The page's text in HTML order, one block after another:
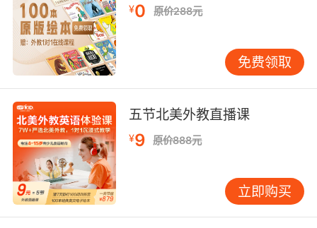
实验方法的多样性与科学性是获取准确数据的重
要保障。在少儿英语科技论文实验设计中，常用
的对照实验法不可或缺。例如，在测试 VIPKID
某种新推出的教学模式时，设置实验组和对照
景教学，外教通过创建虚拟的英语生活场景，让
孩子们在情境中自然习得语言；对照组则采用传
统教学模式，如单纯的知识点讲解与练习。通过
对比两组孩子在一段时间后的英语成绩、语言运
用能力、学习态度等多方面的数据，分析新教学
模式的优劣。此外，行动研究法也较为适用。教
¥0 原价288元
免费领取
五节北美外教直播课
¥9 原价888元
立即购买